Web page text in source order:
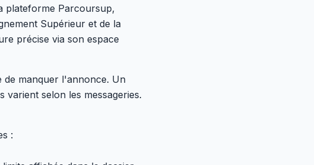
plateforme Parcoursup,
Supérieur et de la
précise via son espace
de manquer l'annonce. Un
varient selon les messageries.
: